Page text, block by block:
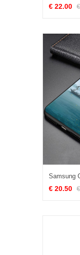
€ 22.00
€ 20.50